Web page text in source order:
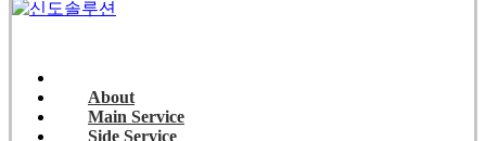
About
Main Service
Side Service